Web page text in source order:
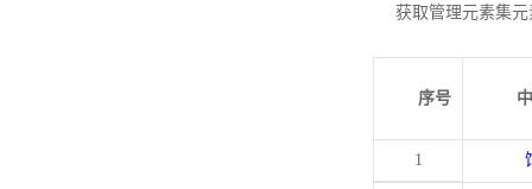
获取管理元素集
序号
1